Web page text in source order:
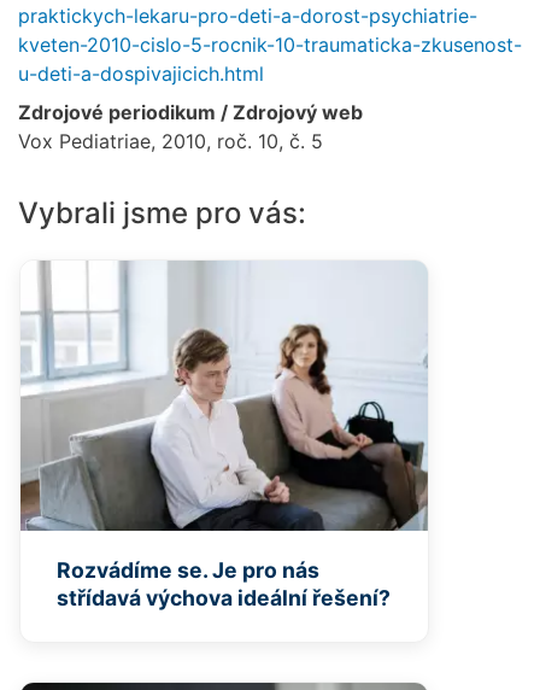
praktickych-lekaru-pro-deti-a-dorost-psychiatrie-
kveten-2010-cislo-5-rocnik-10-traumaticka-zkusenost-
u-deti-a-dospivajicich.html
Zdrojové periodikum / Zdrojový web
Vox Pediatriae, 2010, roč. 10, č. 5
Vybrali jsme pro vás:
Rozvádíme se. Je pro nás
střídavá výchova ideální řešení?